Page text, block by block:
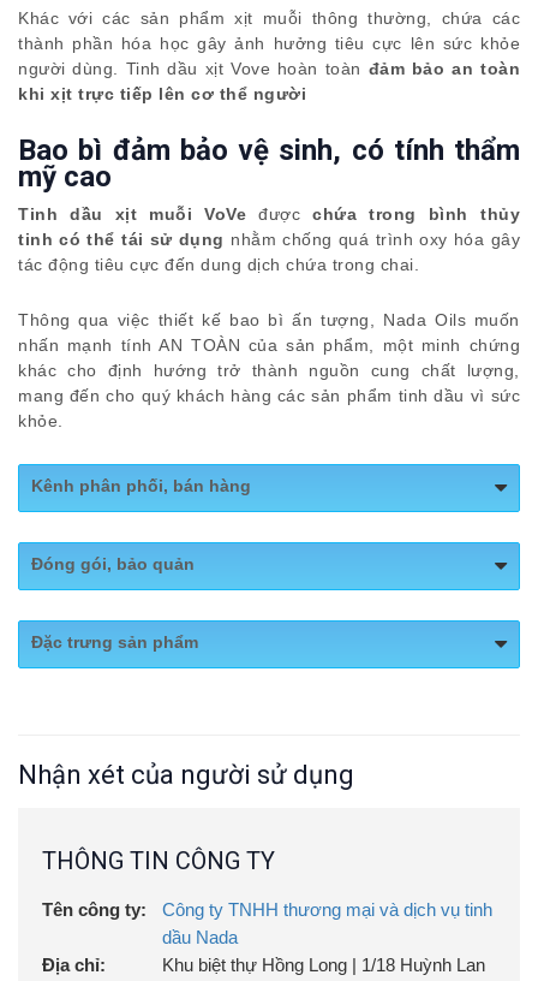
Khác với các sản phẩm xịt muỗi thông thường, chứa các
thành phần hóa học gây ảnh hưởng tiêu cực lên sức khỏe
người dùng. Tinh dầu xịt Vove hoàn toàn đảm bảo an toàn
khi xịt trực tiếp lên cơ thể người
Bao bì đảm bảo vệ sinh, có tính thẩm
mỹ cao
Tinh dầu xịt muỗi VoVe đượcchứa trong bình thủy
tinh có thể tái sử dụng nhằm chống quá trình oxy hóa gây
tác động tiêu cực đến dung dịch chứa trong chai.
Thông qua việc thiết kế bao bì ấn tượng, Nada Oils muốn
nhấn mạnh tính AN TOÀN của sản phẩm, một minh chứng
khác cho định hướng trở thành nguồn cung chất lượng,
mang đến cho quý khách hàng các sản phẩm tinh dầu vì sức
khỏe.
Kênh phân phối, bán hàng
Website:
https://nadaoils.vn/
Shopee:
https://shopee.vn/nadaoils_officialstore
Fanpage:
https://www.facebook.com/nadaoils.vn
Đóng gói, bảo quản
Quy cách đóng gói: Chai 50ml, 100ml
Đặc trưng sản phẩm
– Không chất độc hại,an toàn khi sử dụng trực tiếp
Bao bì thủy tinhcó thể tái sử dụng
đích khác nhau
Nhận xét của người sử dụng
THÔNG TIN CÔNG TY
Tên công ty:
Công ty TNHH thương mại và dịch vụ tinh
dầu Nada
Địa chỉ:
Khu biệt thự Hồng Long | 1/18 Huỳnh Lan